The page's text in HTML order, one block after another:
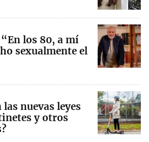
los 80, a mí
sexualmente el
nuevas leyes
y otros